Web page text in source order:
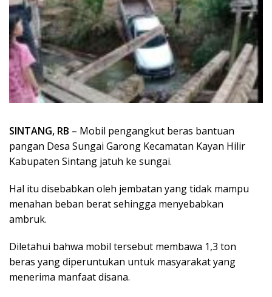
SINTANG, RB – Mobil pengangkut beras bantuan
pangan Desa Sungai Garong Kecamatan Kayan Hilir
Kabupaten Sintang jatuh ke sungai.
Hal itu disebabkan oleh jembatan yang tidak mampu
menahan beban berat sehingga menyebabkan
ambruk.
Diletahui bahwa mobil tersebut membawa 1,3 ton
beras yang diperuntukan untuk masyarakat yang
menerima manfaat disana.